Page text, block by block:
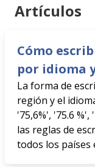
Artículos
Cómo
por idioma
La forma de
región y el
'75,6%', '75.6
las reglas de
todos los países